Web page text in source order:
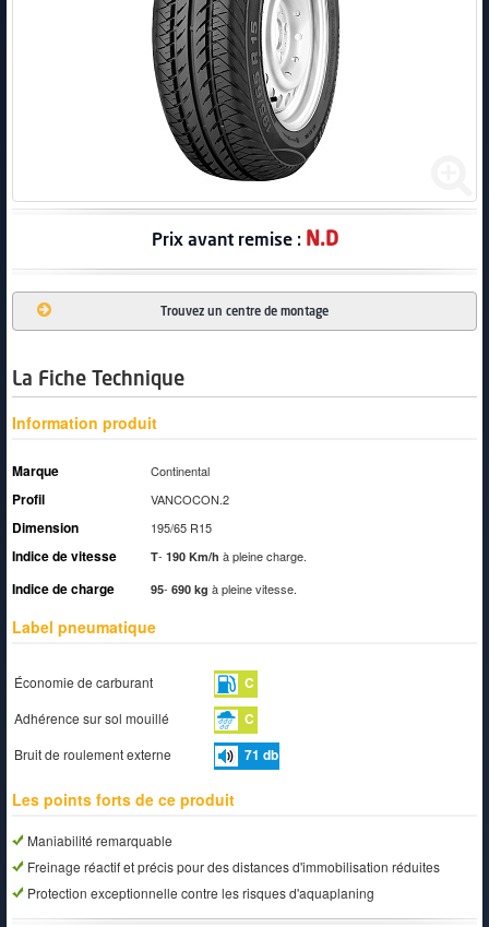
Prix avant remise : N.D
Trouvez un centre de montage
La Fiche Technique
Information produit
Marque Continental
Profil VANCOCON.2
Dimension 195/65 R15
Indice de vitesse T- 190 Km/h à pleine charge.
Indice de charge 95- 690 kg à pleine vitesse.
Label pneumatique
Économie de carburant C
Adhérence sur sol mouillé C
Bruit de roulement externe 71 db
Les points forts de ce produit
Maniabilité remarquable
Freinage réactif et précis pour des distances d'immobilisation réduites
Protection exceptionnelle contre les risques d'aquaplaning